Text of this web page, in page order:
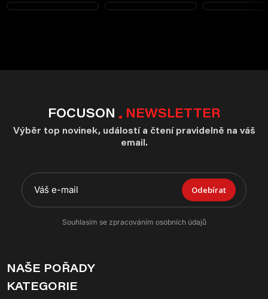
FOCUSON NEWSLETTER
Výběr top novinek, událostí a čtení pravidelně na váš
email.
Odebírat
Souhlasím se zpracováním osobních údajů
NAŠE POŘADY
KATEGORIE